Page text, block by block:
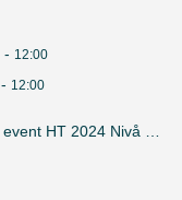
- 12:00
- 12:00